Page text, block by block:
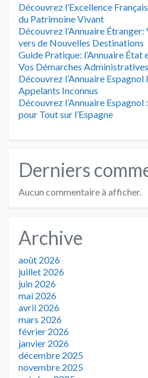
Découvrez l’Excellence
du Patrimoine Vivant
Découvrez l’Annuaire
vers de Nouvelles Destinations
Guide Pratique: l’Annuaire État
Vos Démarches Administratives
Découvrez l’Annuaire
Appelants Inconnus
Découvrez l’Annuaire
pour Tout sur l’Espagne
Derniers
Aucun commentaire à afficher.
Archive
août 2026
juillet 2026
juin 2026
mai 2026
avril 2026
mars 2026
février 2026
janvier 2026
décembre 2025
novembre 2025